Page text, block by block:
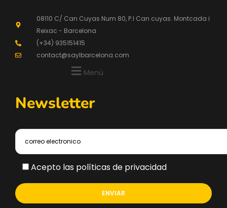
08110 C/ Can Cuyas Num 80, P.l Can cuyas. Montcada i
Reixac - Barcelona
(+34) 935151415
contact@saylbarcelona.com
Menú
Newsletter
Acepto las políticas de privacidad